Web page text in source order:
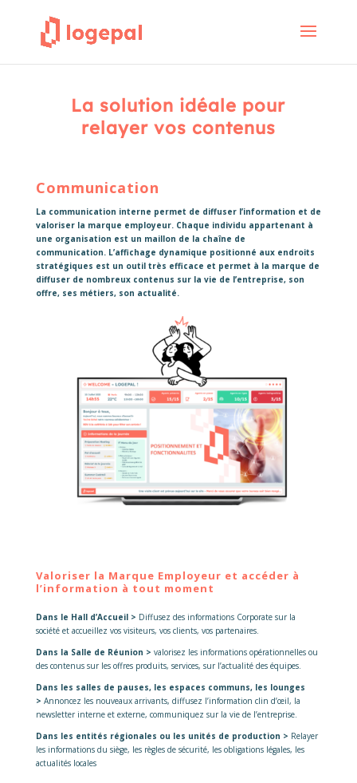
La solution idéale pour
relayer vos contenus
Communication
La communication interne permet de diffuser l’information et de
valoriser la marque employeur. Chaque individu appartenant à
une organisation est un maillon de la chaîne de
communication. L’affichage dynamique positionné aux endroits
stratégiques est un outil très efficace et permet à la marque de
diffuser de nombreux contenus sur la vie de l’entreprise, son
offre, ses métiers, son actualité.
Valoriser la Marque Employeur et accéder à
l’information à tout moment
Dans le Hall d’Accueil > Diffusez des informations Corporate sur la
société et accueillez vos visiteurs, vos clients, vos partenaires.
Dans la Salle de Réunion > valorisez les informations opérationnelles ou
des contenus sur les offres produits, services, sur l’actualité des équipes.
Dans les salles de pauses, les espaces communs, les lounges
> Annoncez les nouveaux arrivants, diffusez l’information clin d’œil, la
newsletter interne et externe, communiquez sur la vie de l’entreprise.
Dans les entités régionales ou les unités de production > Relayer
les informations du siège, les règles de sécurité, les obligations légales, les
actualités locales